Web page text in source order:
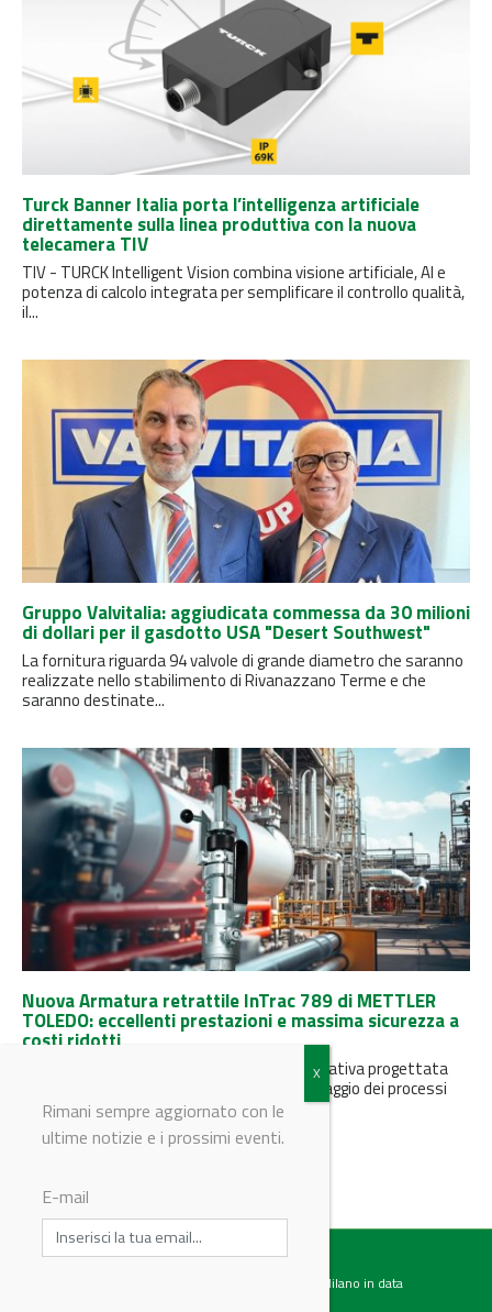
Turck Banner Italia porta l’intelligenza artificiale
direttamente sulla linea produttiva con la nuova
telecamera TIV
TIV - TURCK Intelligent Vision combina visione artificiale, AI e
potenza di calcolo integrata per semplificare il controllo qualità,
il...
Gruppo Valvitalia: aggiudicata commessa da 30 milioni
di dollari per il gasdotto USA "Desert Southwest"
La fornitura riguarda 94 valvole di grande diametro che saranno
realizzate nello stabilimento di Rivanazzano Terme e che
saranno destinate...
Nuova Armatura retrattile InTrac 789 di METTLER
TOLEDO: eccellenti prestazioni e massima sicurezza a
costi ridotti
L'armatura InTrac 789 è una soluzione innovativa progettata
per migliorare significativamente il monitoraggio dei processi
industriali, offrendo un equilibrio ottimale...
Testata giornalistica registrata presso il Tribunale di Milano in data
Rimani sempre aggiornato con le
ultime notizie e i prossimi eventi.
E-mail